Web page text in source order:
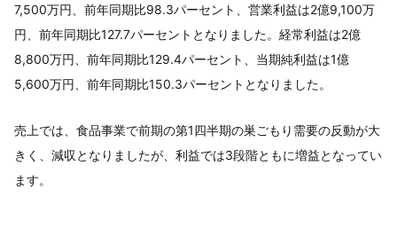
7,500万円、前年同期比98.3パーセント、営業利益は2億9,100万
円、前年同期比127.7パーセントとなりました。経常利益は2億
8,800万円、前年同期比129.4パーセント、当期純利益は1億
5,600万円、前年同期比150.3パーセントとなりました。
売上では、食品事業で前期の第1四半期の巣ごもり需要の反動が大
きく、減収となりましたが、利益では3段階ともに増益となってい
ます。